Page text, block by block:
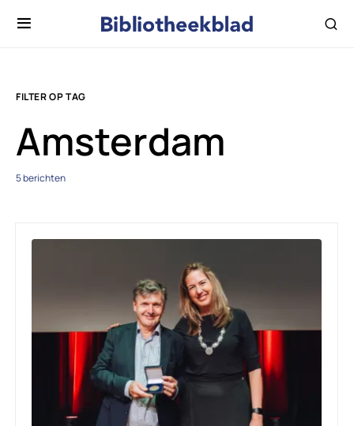
FILTER OP TAG
Amsterdam
5 berichten